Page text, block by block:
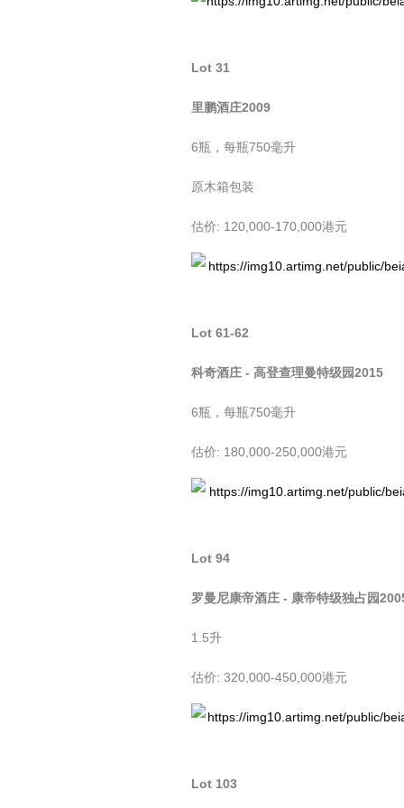
Lot 31
里鹏酒庄2009
6瓶，每瓶750毫升
原木箱包装
估价: 120,000-170,000港元
Lot 61-62
科奇酒庄 - 高登查理曼特级园2015
6瓶，每瓶750毫升
估价: 180,000-250,000港元
Lot 94
罗曼尼康帝酒庄 - 康帝特级独占园
1.5升
估价: 320,000-450,000港元
Lot 103